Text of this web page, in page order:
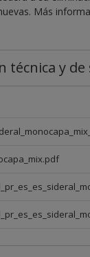
Más
técnica y